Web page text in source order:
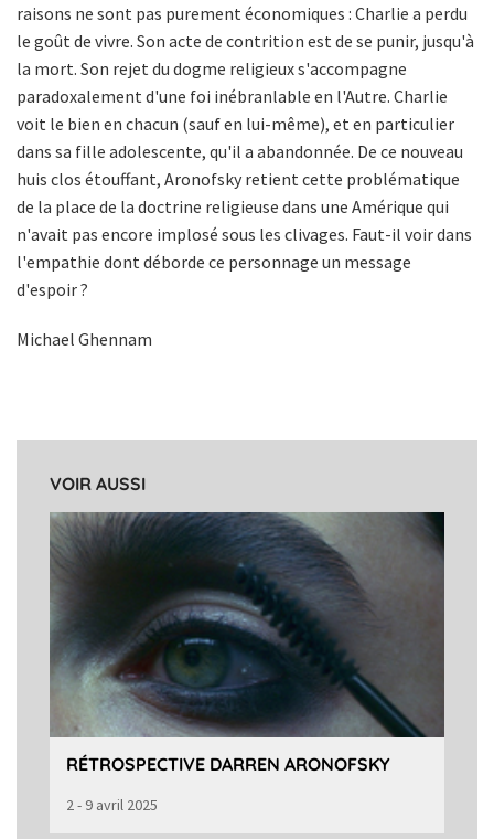
raisons ne sont pas purement économiques : Charlie a perdu
le goût de vivre. Son acte de contrition est de se punir, jusqu'à
la mort. Son rejet du dogme religieux s'accompagne
paradoxalement d'une foi inébranlable en l'Autre. Charlie
voit le bien en chacun (sauf en lui-même), et en particulier
dans sa fille adolescente, qu'il a abandonnée. De ce nouveau
huis clos étouffant, Aronofsky retient cette problématique
de la place de la doctrine religieuse dans une Amérique qui
n'avait pas encore implosé sous les clivages. Faut-il voir dans
l'empathie dont déborde ce personnage un message
d'espoir ?
Michael Ghennam
VOIR AUSSI
RÉTROSPECTIVE DARREN ARONOFSKY
2 - 9 avril 2025